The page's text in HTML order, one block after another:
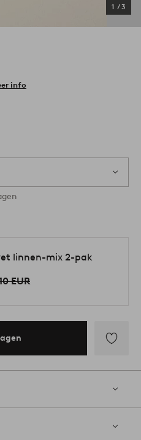
1 /3
info
linnen-mix 2-pak
EUR
aan